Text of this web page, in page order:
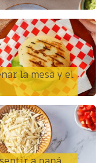
la mesa y el